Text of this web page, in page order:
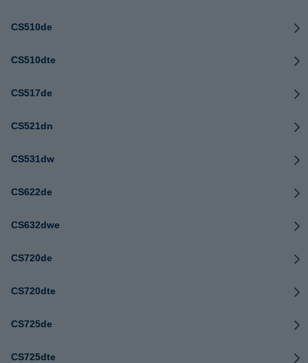
CS510de
CS510dte
CS517de
CS521dn
CS531dw
CS622de
CS632dwe
CS720de
CS720dte
CS725de
CS725dte